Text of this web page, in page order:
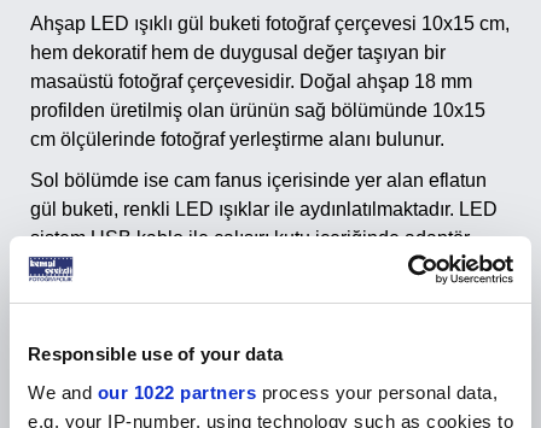
Responsible use of your data
We and our 1022 partners process your personal data,
e.g. your IP-number, using technology such as cookies to
Ahşap LED ışıklı gül buketi fotoğraf çerçevesi 10x15 cm,
hem dekoratif hem de duygusal değer taşıyan bir
masaüstü fotoğraf çerçevesidir. Doğal ahşap 18 mm
profilden üretilmiş olan ürünün sağ bölümünde 10x15
cm ölçülerinde fotoğraf yerleştirme alanı bulunur.
Sol bölümde ise cam fanus içerisinde yer alan eflatun
gül buketi, renkli LED ışıklar ile aydınlatılmaktadır. LED
sistem USB kablo ile çalışır; kutu içeriğinde adaptör
bulunmamaktadır. Bilgisayar, powerbank veya USB
Anneler günü hediyesi